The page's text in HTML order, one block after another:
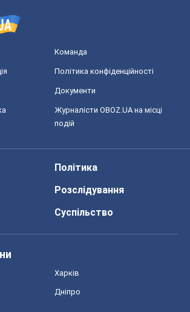
Команда
Політика конфіденційності
Документи
Журналісти OBOZ.UA на місці
подій
Політика
Розслідування
Суспільство
Харків
Дніпро